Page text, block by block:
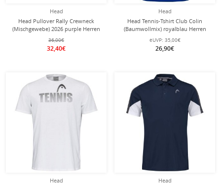
Head
Head Pullover Rally Crewneck
(Mischgewebe) 2026 purple Herren
36,00€
32,40€
Head
Head Tennis-Tshirt Club Colin
(Baumwollmix) royalblau Herren
eUVP: 35,00€
26,90€
Head
Head